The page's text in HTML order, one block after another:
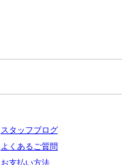
スタッフブログ
よくあるご質問
お支払い方法